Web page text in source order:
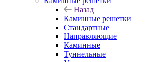
Назад
Каминные решетки
Стандартные
Направляющие
Каминные
Туннельные